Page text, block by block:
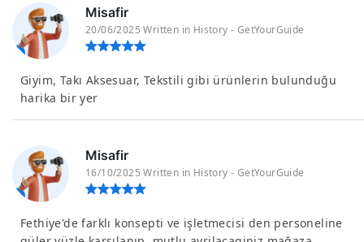
Misafir
20/06/2025 Written in History - GetYourGuide
Giyim, Takı Aksesuar, Tekstili gibi ürünlerin bulunduğu
harika bir yer
Misafir
16/10/2025 Written in History - GetYourGuide
Fethiye'de farklı konsepti ve işletmecisi den personeline